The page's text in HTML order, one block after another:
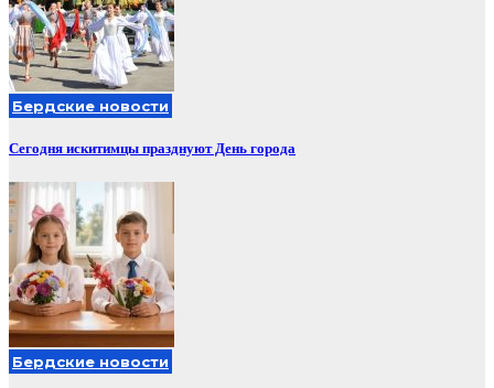
Бердские новости
Сегодня искитимцы празднуют День города
Бердские новости